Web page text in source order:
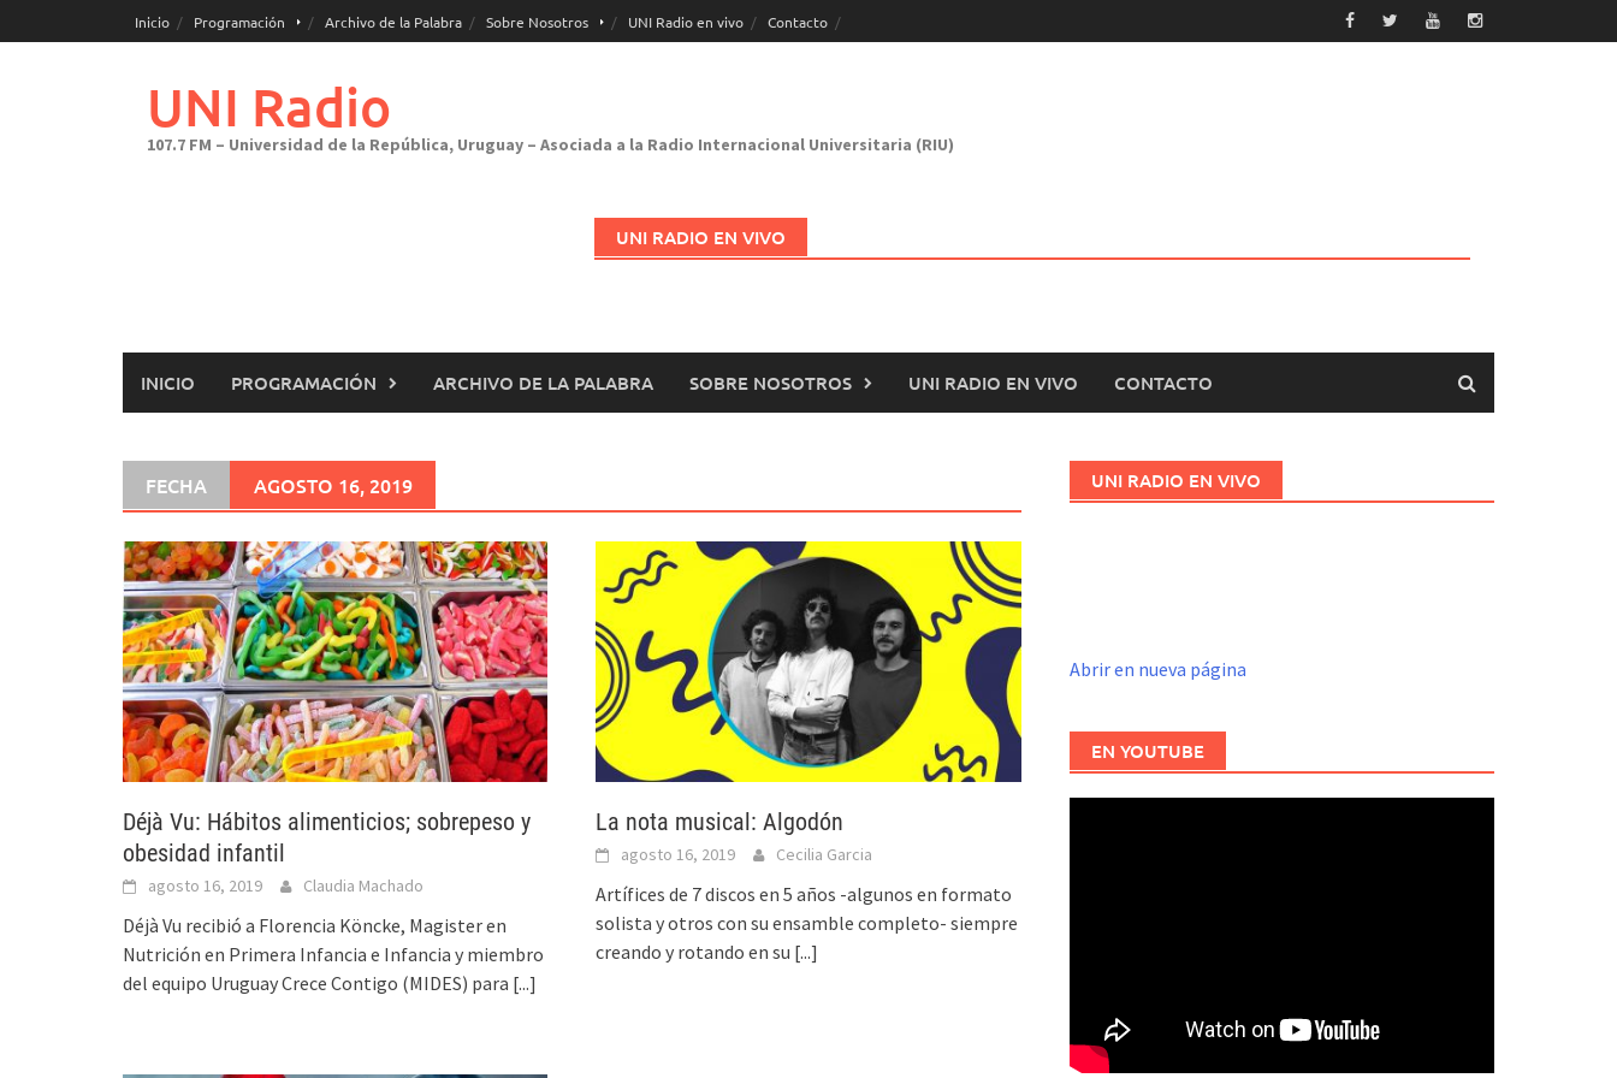
al
Inicio Programación Archivo de la Palabra Sobre Nosotros UNI Radio en vivo Contacto
UNI Radio
107.7 FM – Universidad de la República, Uruguay – Asociada a la Radio Internacional Universitaria (RIU)
UNI RADIO EN VIVO
INICIO PROGRAMACIÓN ARCHIVO DE LA PALABRA SOBRE NOSOTROS UNI RADIO EN VIVO CONTACTO
FECHA AGOSTO 16, 2019
Déjà Vu: Hábitos alimenticios; sobrepeso y
obesidad infantil
agosto 16, 2019 Claudia Machado
Déjà Vu recibió a Florencia Köncke, Magister en
Nutrición en Primera Infancia e Infancia y miembro
del equipo Uruguay Crece Contigo (MIDES) para [...]
La nota musical: Algodón
agosto 16, 2019 Cecilia Garcia
Artífices de 7 discos en 5 años -algunos en formato
solista y otros con su ensamble completo- siempre
creando y rotando en su [...]
UNI RADIO EN VIVO
Abrir en nueva página
EN YOUTUBE